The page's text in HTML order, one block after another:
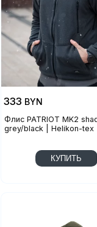
Флис PATRIOT MK2
grey/black | Helikon-tex
333 BYN
КУПИТЬ